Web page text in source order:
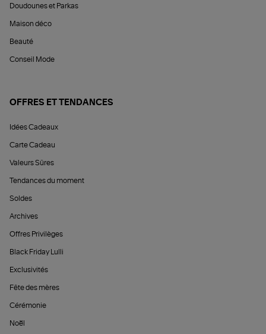
Doudounes et Parkas
Maison déco
Beauté
Conseil Mode
OFFRES ET TENDANCES
Idées Cadeaux
Carte Cadeau
Valeurs Sûres
Tendances du moment
Soldes
Archives
Offres Privilèges
Black Friday Lulli
Exclusivités
Fête des mères
Cérémonie
Noël